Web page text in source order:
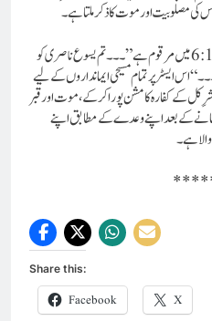
کی مصلوبیت اور موت کا ذکر ملتا ہے۔
عہد نامہ جدید میں مرقس رسول کی انجیل 6:16 میں مرقوم ہے”۔۔۔تم یسوع ناصری کو
اس ایسٹر پر تمام مسیحی ایمانداروں کے لیے
کل کے کفارہ کا مشن پوراکرکے ، موت اور قبر
فرمانے کے بعد اپنے وعدے کے مطابق اپنے
ہے۔
Share this:
Facebook X